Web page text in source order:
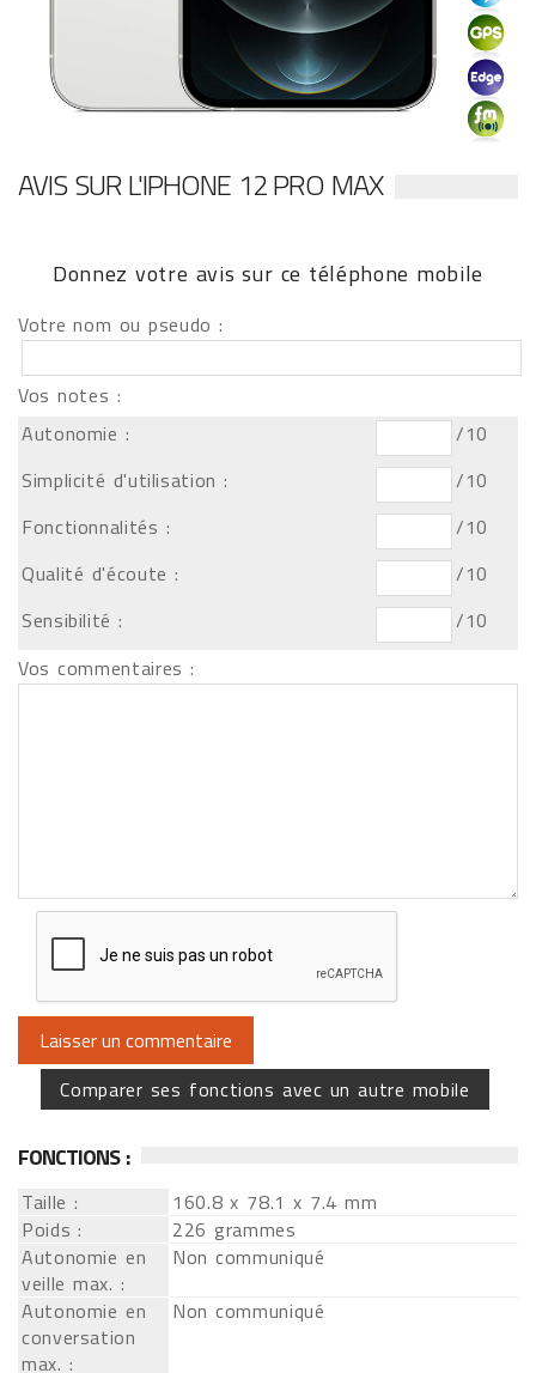
AVIS SUR L'IPHONE 12 PRO MAX
Donnez votre avis sur ce téléphone mobile
Votre nom ou pseudo :
Vos notes :
Autonomie :
/10
Simplicité d'utilisation :
/10
Fonctionnalités :
/10
Qualité d'écoute :
/10
Sensibilité :
/10
Vos commentaires :
Comparer ses fonctions avec un autre mobile
FONCTIONS :
Taille :
160.8 x 78.1 x 7.4 mm
Poids :
226 grammes
Autonomie en
veille max. :
Non communiqué
Autonomie en
conversation
max. :
Non communiqué